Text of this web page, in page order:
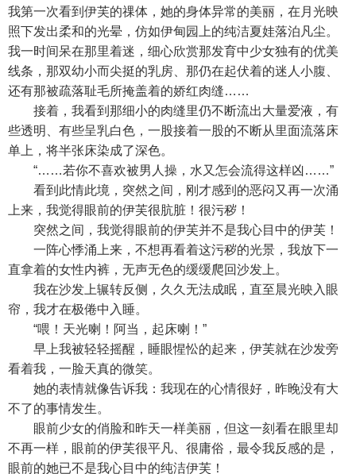
我第一次看到伊芙的祼体，她的身体异常的美丽，在月光映
照下发出柔和的光晕，仿如伊甸园上的纯洁夏娃落泊凡尘。
我一时间呆在那里着迷，细心欣赏那发育中少女独有的优美
线条，那双幼小而尖挺的乳房、那仍在起伏着的迷人小腹、
还有那被疏落耻毛所掩盖着的娇红肉缝……
接着，我看到那细小的肉缝里仍不断流出大量爱液，有
些透明、有些呈乳白色，一股接着一股的不断从里面流落床
单上，将半张床染成了深色。
“……若你不喜欢被男人操，水又怎会流得这样凶……”
看到此情此境，突然之间，刚才感到的恶闷又再一次涌
上来，我觉得眼前的伊芙很肮脏！很污秽！
突然之间，我觉得眼前的伊芙并不是我心目中的伊芙！
一阵心悸涌上来，不想再看着这污秽的光景，我放下一
直拿着的女性内裤，无声无色的缓缓爬回沙发上。
我在沙发上辗转反侧，久久无法成眠，直至晨光映入眼
帘，我才在极倦中入睡。
“喂！天光喇！阿当，起床喇！”
早上我被轻轻摇醒，睡眼惺忪的起来，伊芙就在沙发旁
看着我，一脸天真的微笑。
她的表情就像告诉我：我现在的心情很好，昨晚没有大
不了的事情发生。
眼前少女的俏脸和昨天一样美丽，但这一刻看在眼里却
不再一样，眼前的伊芙很平凡、很庸俗，最令我反感的是，
眼前的她已不是我心目中的纯洁伊芙！